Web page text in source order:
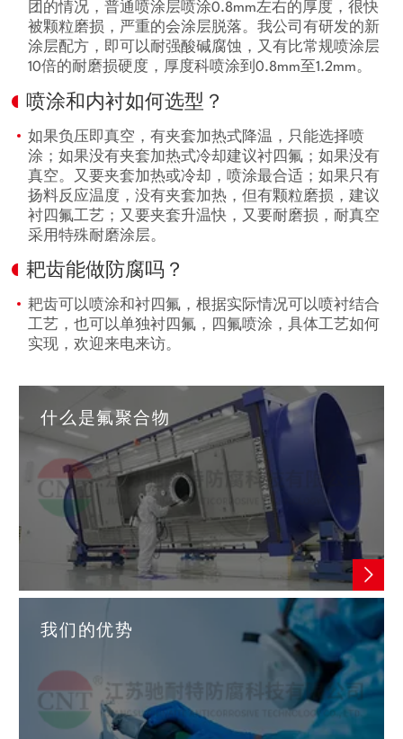
团的情况，普通喷涂层喷涂0.8mm左右的厚度，很快
被颗粒磨损，严重的会涂层脱落。我公司有研发的新
涂层配方，即可以耐强酸碱腐蚀，又有比常规喷涂层
10倍的耐磨损硬度，厚度科喷涂到0.8mm至1.2mm。
喷涂和内衬如何选型？
如果负压即真空，有夹套加热式降温，只能选择喷
涂；如果没有夹套加热式冷却建议衬四氟；如果没有
真空。又要夹套加热或冷却，喷涂最合适；如果只有
扬料反应温度，没有夹套加热，但有颗粒磨损，建议
衬四氟工艺；又要夹套升温快，又要耐磨损，耐真空
采用特殊耐磨涂层。
耙齿能做防腐吗？
耙齿可以喷涂和衬四氟，根据实际情况可以喷衬结合
工艺，也可以单独衬四氟，四氟喷涂，具体工艺如何
实现，欢迎来电来访。
什么是氟聚合物
我们的优势